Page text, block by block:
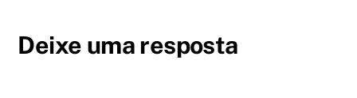
Deixe uma resposta